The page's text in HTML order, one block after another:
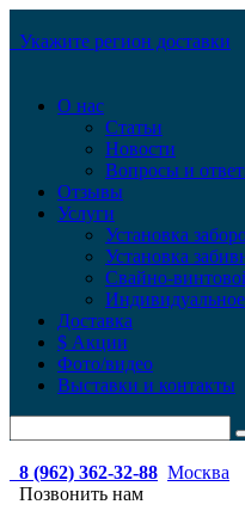
Укажите регион доставки
О нас
Статьи
Новости
Вопросы и
Отзывы
Услуги
Установка
Установка
Свайно-
Доставка
$ Акции
Фото/видео
Выставки и контакты
8 (962) 362-32-88 Москва
Позвонить нам